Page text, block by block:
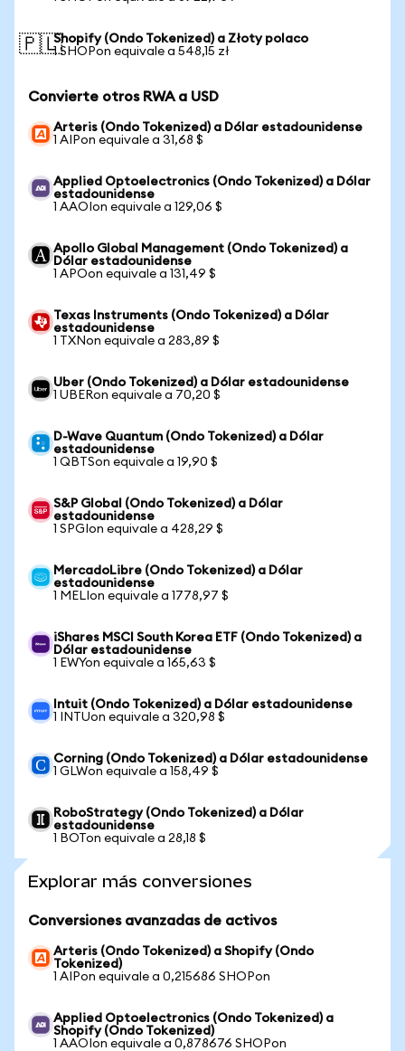
🇵🇱Shopify (Ondo Tokenized) a Złoty polaco
1 SHOPon equivale a 548,15 zł
Convierte otros RWA a USD
Arteris (Ondo Tokenized) a Dólar estadounidense
1 AIPon equivale a 31,68 $
Applied Optoelectronics (Ondo Tokenized) a Dólar
estadounidense
1 AAOIon equivale a 129,06 $
Apollo Global Management (Ondo Tokenized) a
Dólar estadounidense
1 APOon equivale a 131,49 $
Texas Instruments (Ondo Tokenized) a Dólar
estadounidense
1 TXNon equivale a 283,89 $
Uber (Ondo Tokenized) a Dólar estadounidense
1 UBERon equivale a 70,20 $
D-Wave Quantum (Ondo Tokenized) a Dólar
estadounidense
1 QBTSon equivale a 19,90 $
S&P Global (Ondo Tokenized) a Dólar
estadounidense
1 SPGIon equivale a 428,29 $
MercadoLibre (Ondo Tokenized) a Dólar
estadounidense
1 MELIon equivale a 1778,97 $
iShares MSCI South Korea ETF (Ondo Tokenized) a
Dólar estadounidense
1 EWYon equivale a 165,63 $
Intuit (Ondo Tokenized) a Dólar estadounidense
1 INTUon equivale a 320,98 $
Corning (Ondo Tokenized) a Dólar estadounidense
1 GLWon equivale a 158,49 $
RoboStrategy (Ondo Tokenized) a Dólar
estadounidense
1 BOTon equivale a 28,18 $
Explorar más conversiones
Conversiones avanzadas de activos
Arteris (Ondo Tokenized) a Shopify (Ondo
Tokenized)
1 AIPon equivale a 0,215686 SHOPon
Applied Optoelectronics (Ondo Tokenized) a
Shopify (Ondo Tokenized)
1 AAOIon equivale a 0,878676 SHOPon